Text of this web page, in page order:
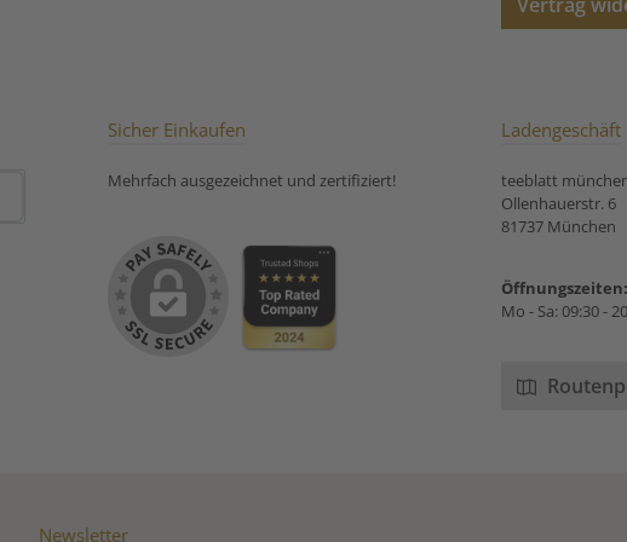
Sicher Einkaufen
Mehrfach ausgezeichnet und zertifiziert!
Ladengeschäft
teeblatt
Ollenhauerstr. 6
81737 München
Öffnungszeiten:
Mo - Sa: 09:30 -
Newsletter